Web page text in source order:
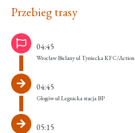
Przebieg trasy
04:45
Wrocław Bielany ul Tyniecka KFC/Action
04:45
Głogów ul Legnicka stacja BP
05:15